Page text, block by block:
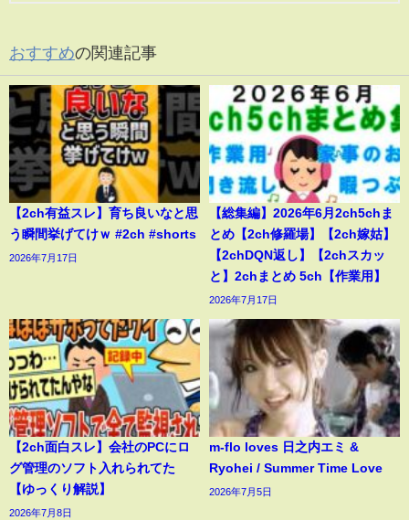
おすすめの関連記事
【2ch有益スレ】育ち良いなと思
う瞬間挙げてけｗ #2ch #shorts
2026年7月17日
【総集編】2026年6月2ch5chま
とめ【2ch修羅場】【2ch嫁姑】
【2chDQN返し】【2chスカッ
と】2chまとめ 5ch【作業用】
2026年7月17日
【2ch面白スレ】会社のPCにロ
グ管理のソフト入れられてた
【ゆっくり解説】
2026年7月8日
m-flo loves 日之内エミ &
Ryohei / Summer Time Love
2026年7月5日